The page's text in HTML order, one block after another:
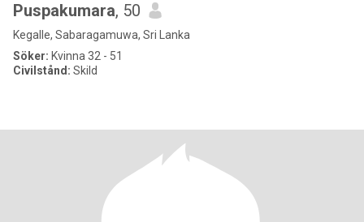
Puspakumara, 50
Kegalle, Sabaragamuwa, Sri Lanka
Söker: Kvinna 32 - 51
Civilstånd: Skild